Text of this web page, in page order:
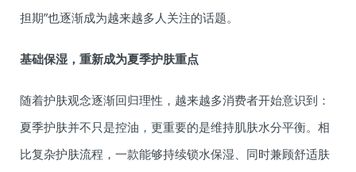
担期”也逐渐成为越来越多人关注的话题。
基础保湿，重新成为夏季护肤重点
随着护肤观念逐渐回归理性，越来越多消费者开始意识到：
夏季护肤并不只是控油，更重要的是维持肌肤水分平衡。相
比复杂护肤流程，一款能够持续锁水保湿、同时兼顾舒适肤